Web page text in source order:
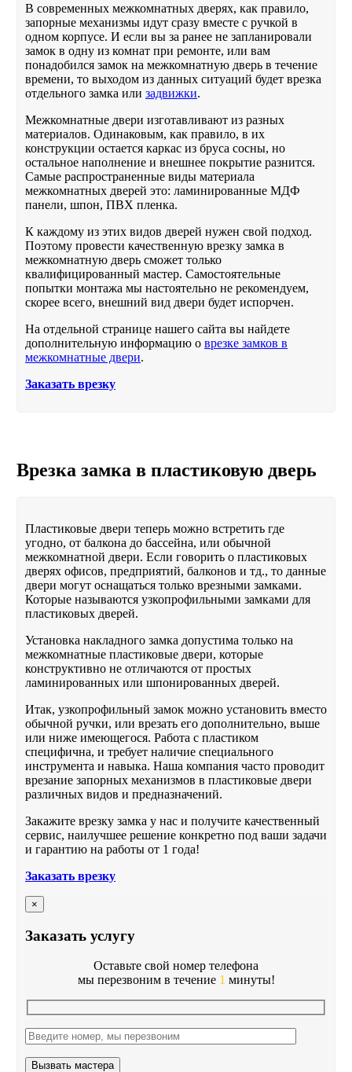
В современных межкомнатных дверях, как правило,
запорные механизмы идут сразу вместе с ручкой в
одном корпусе. И если вы за ранее не запланировали
замок в одну из комнат при ремонте, или вам
понадобился замок на межкомнатную дверь в течение
времени, то выходом из данных ситуаций будет врезка
отдельного замка или задвижки.
Межкомнатные двери изготавливают из разных
материалов. Одинаковым, как правило, в их
конструкции остается каркас из бруса сосны, но
остальное наполнение и внешнее покрытие разнится.
Самые распространенные виды материала
межкомнатных дверей это: ламинированные МДФ
панели, шпон, ПВХ пленка.
К каждому из этих видов дверей нужен свой подход.
Поэтому провести качественную врезку замка в
межкомнатную дверь сможет только
квалифицированный мастер. Самостоятельные
попытки монтажа мы настоятельно не рекомендуем,
скорее всего, внешний вид двери будет испорчен.
На отдельной странице нашего сайта вы найдете
дополнительную информацию о врезке замков в
межкомнатные двери.
Заказать врезку
Врезка замка в пластиковую дверь
Пластиковые двери теперь можно встретить где
угодно, от балкона до бассейна, или обычной
межкомнатной двери. Если говорить о пластиковых
дверях офисов, предприятий, балконов и тд., то данные
двери могут оснащаться только врезными замками.
Которые называются узкопрофильными замками для
пластиковых дверей.
Установка накладного замка допустима только на
межкомнатные пластиковые двери, которые
конструктивно не отличаются от простых
ламинированных или шпонированных дверей.
Итак, узкопрофильный замок можно установить вместо
обычной ручки, или врезать его дополнительно, выше
или ниже имеющегося. Работа с пластиком
специфична, и требует наличие специального
инструмента и навыка. Наша компания часто проводит
врезание запорных механизмов в пластиковые двери
различных видов и предназначений.
Закажите врезку замка у нас и получите качественный
сервис, наилучшее решение конкретно под ваши задачи
и гарантию на работы от 1 года!
Заказать врезку
×
Заказать услугу
Оставьте свой номер телефона
мы перезвоним в течение 1 минуты!